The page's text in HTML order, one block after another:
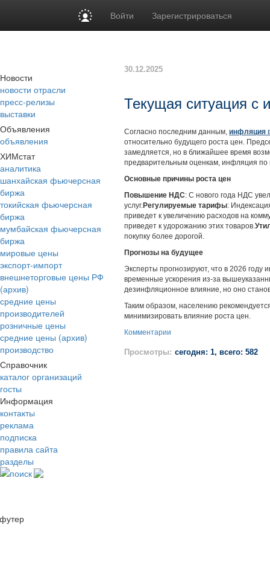
Войти Зарегистрироваться
Новости
новости отрасли
пресс-релизы
выставки
Объявления
объявления
ХИМстат
аналитика
шанхайская фьючерсная
биржа
токийская фьючерсная
биржа
мумбайская фьючерсная
биржа
мировые цены
экспорт-импорт
внешнеторговые цены РФ
(архив)
средние цены
производителей
розничные цены
средние цены (архив)
производство
Справочник
каталог организаций
госты
Информация
контакты
реклама
подписка
правила сайта
разделы
поиск
30.12.2025
Текущая ситуация с
Согласно последним данным, инфляция
относительно будущего роста цен.
замедляется, но в ближайшее время
предварительным оценкам, инфляция по
Основные причины роста цен
Повышение НДС: С нового года НДС
услуг.Регулируемые тарифы:
приведет к увеличению расходов на
приведет к удорожанию этих товаров.
покупку более дорогой.
Прогнозы на будущее
Эксперты прогнозируют, что в 2026
временные ускорения из-за
дезинфляционное влияние, но оно
Таким образом, населению
минимизировать влияние роста цен.
Комментарии
Просмотры: сегодня: 1, всего: 582
футер